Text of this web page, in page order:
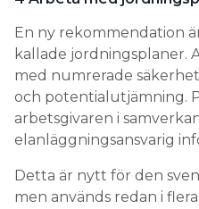
Detta är nytt för den
men används redan i
– Vi fick idén från
där jordningsplaner
Eriksson som hoppas att
kunskapen i branschen.
LÄS OCKSÅ:
”BORDE VARA SJÄLVKLART